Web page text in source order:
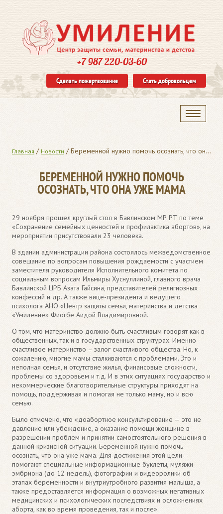
+7 987 220-03-60
Стать добровольцем
Сделать пожертвование
Главная / Новости / Беременной нужно помочь осознать, что она уже мама
БЕРЕМЕННОЙ НУЖНО ПОМОЧЬ
ОСОЗНАТЬ, ЧТО ОНА УЖЕ МАМА
29 ноября прошел круглый стол в Бавлинском МР РТ по теме
«Сохранение семейных ценностей и профилактика абортов», на
мероприятии присутствовали 23 человека.
В здании администрации района состоялось межведомственное
совещание по вопросам повышения рождаемости с участием
заместителя руководителя Исполнительного комитета по
социальным вопросам Ильмиры Хуснуллиной, главного врача
Бавлинской ЦРБ Азата Гайсина, представителей религиозных
конфессий и др. А также вице-президента и ведущего
психолога АНО «Центр защиты семьи, материнства и детства
«Умиление» Фиогбе Аидой Владимировной.
О том, что материнство должно быть счастливым говорят как в
общественных, так и в государственных структурах. Именно
счастливое материнство – залог счастливого общества. Но, к
сожалению, многие мамы сталкиваются с проблемами. Это и
неполная семья, и отсутствие жилья, финансовые сложности,
проблемы со здоровьем и т.д. И в этих ситуациях государство и
некоммерческие благотворительные структуры приходят на
помощь, поддерживая и помогая не только маму, но и всю
семью.
Было отмечено, что «доабортное консультирование — это не
давление или убеждение, а оказание помощи женщине в
разрешении проблем и принятии самостоятельного решения в
данной кризисной ситуации. Беременной нужно помочь
осознать, что она уже мама. Для достижения этой цели
помогают специальные информационные буклеты, муляжи
эмбриона (до 12 недель), фотографии и видеоролики об
этапах беременности и внутриутробного развития малыша, а
также предоставляется информация о возможных негативных
медицинских и психологических последствиях и осложнениях
аборта, как во время проведения, так и после».